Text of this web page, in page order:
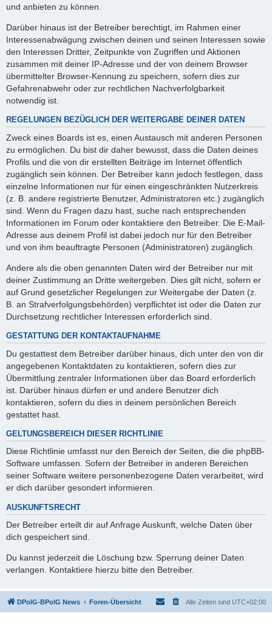
und anbieten zu können.
Darüber hinaus ist der Betreiber berechtigt, im Rahmen einer
Interessenabwägung zwischen deinen und seinen Interessen sowie
den Interessen Dritter, Zeitpunkte von Zugriffen und Aktionen
zusammen mit deiner IP-Adresse und der von deinem Browser
übermittelter Browser-Kennung zu speichern, sofern dies zur
Gefahrenabwehr oder zur rechtlichen Nachverfolgbarkeit
notwendig ist.
REGELUNGEN BEZÜGLICH DER WEITERGABE DEINER DATEN
Zweck eines Boards ist es, einen Austausch mit anderen Personen
zu ermöglichen. Du bist dir daher bewusst, dass die Daten deines
Profils und die von dir erstellten Beiträge im Internet öffentlich
zugänglich sein können. Der Betreiber kann jedoch festlegen, dass
einzelne Informationen nur für einen eingeschränkten Nutzerkreis
(z. B. andere registrierte Benutzer, Administratoren etc.) zugänglich
sind. Wenn du Fragen dazu hast, suche nach entsprechenden
Informationen im Forum oder kontaktiere den Betreiber. Die E-Mail-
Adresse aus deinem Profil ist dabei jedoch nur für den Betreiber
und von ihm beauftragte Personen (Administratoren) zugänglich.
Andere als die oben genannten Daten wird der Betreiber nur mit
deiner Zustimmung an Dritte weitergeben. Dies gilt nicht, sofern er
auf Grund gesetzlicher Regelungen zur Weitergabe der Daten (z.
B. an Strafverfolgungsbehörden) verpflichtet ist oder die Daten zur
Durchsetzung rechtlicher Interessen erforderlich sind.
GESTATTUNG DER KONTAKTAUFNAHME
Du gestattest dem Betreiber darüber hinaus, dich unter den von dir
angegebenen Kontaktdaten zu kontaktieren, sofern dies zur
Übermittlung zentraler Informationen über das Board erforderlich
ist. Darüber hinaus dürfen er und andere Benutzer dich
kontaktieren, sofern du dies in deinem persönlichen Bereich
gestattet hast.
GELTUNGSBEREICH DIESER RICHTLINIE
Diese Richtlinie umfasst nur den Bereich der Seiten, die die phpBB-
Software umfassen. Sofern der Betreiber in anderen Bereichen
seiner Software weitere personenbezogene Daten verarbeitet, wird
er dich darüber gesondert informieren.
AUSKUNFTSRECHT
Der Betreiber erteilt dir auf Anfrage Auskunft, welche Daten über
dich gespeichert sind.
Du kannst jederzeit die Löschung bzw. Sperrung deiner Daten
verlangen. Kontaktiere hierzu bitte den Betreiber.
DPolG-BPolG News Foren-Übersicht Alle Zeiten sind UTC+02:00